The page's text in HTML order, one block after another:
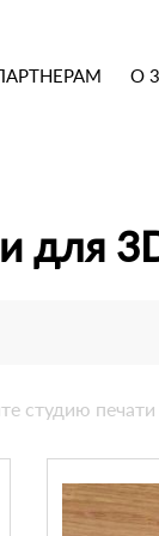
О
для
студию печати